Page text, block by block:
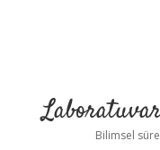
Bilimsel